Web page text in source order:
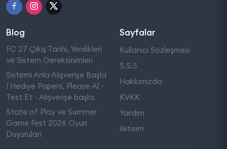
Blog
FC 27 Çıkış Tarihi, Yenilikleri
ve Sistem Gereksinimleri
Sistemi Anla Alışverişe Başla
! Hediye Papers, Please Al -
Test Et - Alışverişe başla.
State of Play ve Summer
Game Fest 2026 Oyun
Duyuruları
Sayfalar
Kullanıcı Sözleşmesi
S.S.S
Hakkımızda
KVKK
Yardım
iletisim